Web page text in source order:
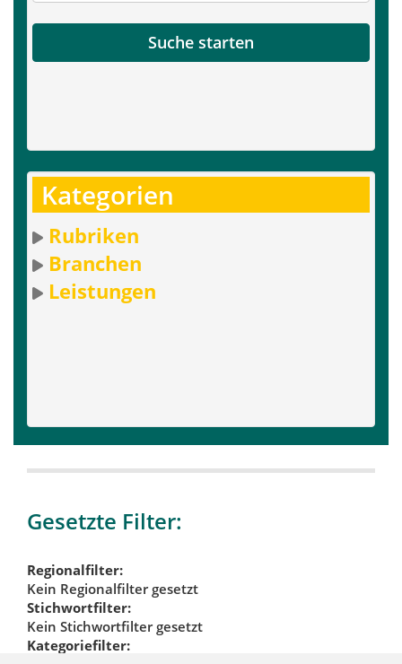
Suche starten
Kategorien
Rubriken
Branchen
Leistungen
Gesetzte Filter:
Regionalfilter:
Kein Regionalfilter gesetzt
Stichwortfilter:
Kein Stichwortfilter gesetzt
Kategoriefilter: